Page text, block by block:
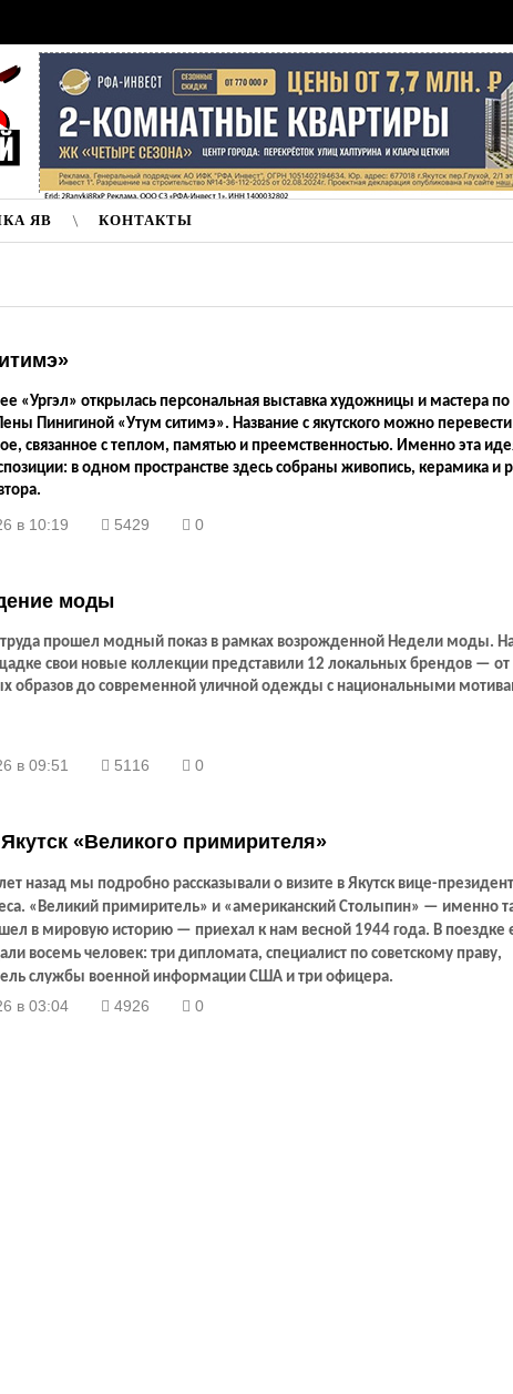
ЯВ КОНТАКТЫ
«Ургэл» открылась персональная выставка художницы и мастера по
Пинигиной «Утум ситимэ». Название с якутского можно перевести
связанное с теплом, памятью и преемственностью. Именно эта
в одном пространстве здесь собраны живопись, керамика и
в 10:19 5429 0
моды
труда прошел модный показ в рамках возрожденной Недели моды.
свои новые коллекции представили 12 локальных брендов — от
образов до современной уличной одежды с национальными
в 09:51 5116 0
«Великого примирителя»
назад мы подробно рассказывали о визите в Якутск вице-
«Великий примиритель» и «американский Столыпин» — именно
в мировую историю — приехал к нам весной 1944 года. В поездке
восемь человек: три дипломата, специалист по советскому праву,
службы военной информации США и три офицера.
в 03:04 4926 0